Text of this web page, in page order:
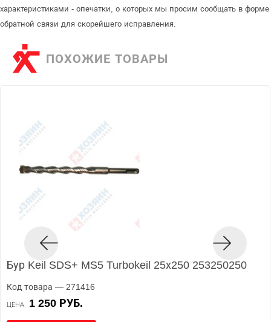
характеристиками - опечатки, о которых мы просим сообщать в форме
обратной связи для скорейшего исправления.
ПОХОЖИЕ ТОВАРЫ
Бур Keil SDS+ MS5 Turbokeil 25х250 253250250
Код товара — 271416
ЦЕНА 1 250 РУБ.